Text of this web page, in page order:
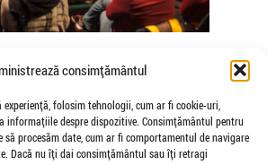
consimțământul
folosim tehnologii, cum ar fi cookie-uri,
informațiile despre dispozitive. Consimțământul pentru
să procesăm date, cum ar fi comportamentul de navigare
Dacă nu îți dai consimțământul sau îți retragi
de coregrafele
și Valentina De Piante